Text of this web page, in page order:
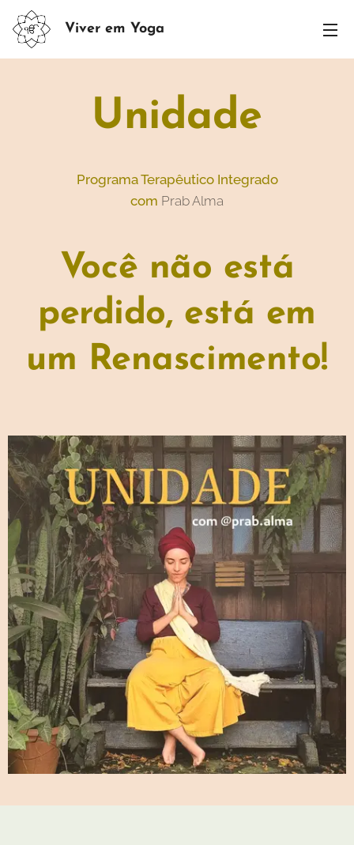
Viver em Yoga
Unidade
Programa Terapêutico Integrado
com Prab Alma
Você não está
perdido, está em
um Renascimento!